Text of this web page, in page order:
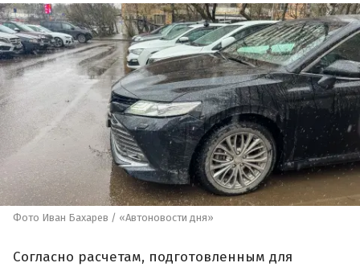
Фото Иван Бахарев / «Автоновости дня»
Согласно расчетам, подготовленным для